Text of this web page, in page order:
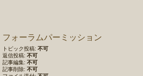
フォーラムパーミッション
トピック投稿: 不可
返信投稿: 不可
記事編集: 不可
記事削除: 不可